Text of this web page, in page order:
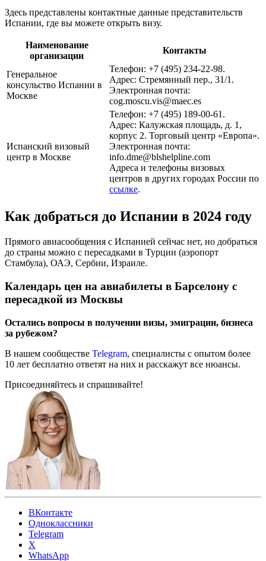
Здесь представлены контактные данные представительств
Испании, где вы можете открыть визу.
Наименование
организации
Контакты
Генеральное
консульство Испании в
Москве
Телефон: +7 (495) 234-22-98.
Адрес: Стремянный пер., 31/1.
Электронная почта:
cog.moscu.vis@maec.es
Испанский визовый
центр в Москве
Телефон: +7 (495) 189-00-61.
Адрес: Калужская площадь, д. 1,
корпус 2. Торговый центр «Европа».
Электронная почта:
info.dme@blshelpline.com
Адреса и телефоны визовых
центров в других городах России по
ссылке.
Как добраться до Испании в 2024 году
Прямого авиасообщения с Испанией сейчас нет, но добраться
до страны можно с пересадками в Турции (аэропорт
Стамбула), ОАЭ, Сербии, Израиле.
Календарь цен на авиабилеты в Барселону с
пересадкой из Москвы
Остались вопросы в получении визы, эмиграции, бизнеса
за рубежом?
В нашем сообществе Telegram, специалисты с опытом более
10 лет бесплатно ответят на них и расскажут все нюансы.
Присоединяйтесь и спрашивайте!
ВКонтакте
Одноклассники
Telegram
X
WhatsApp